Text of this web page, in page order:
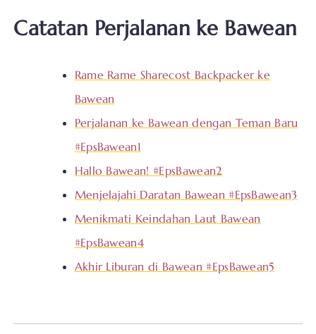
Catatan Perjalanan ke Bawean
Rame Rame Sharecost Backpacker ke
Bawean
Perjalanan ke Bawean dengan Teman Baru
#EpsBawean1
Hallo Bawean! #EpsBawean2
Menjelajahi Daratan Bawean #EpsBawean3
Menikmati Keindahan Laut Bawean
#EpsBawean4
Akhir Liburan di Bawean #EpsBawean5